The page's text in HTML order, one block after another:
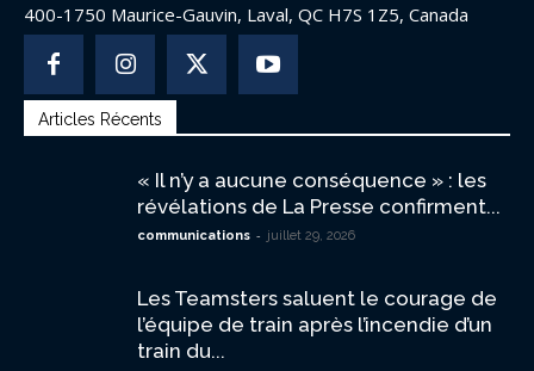
400-1750 Maurice-Gauvin, Laval, QC H7S 1Z5, Canada
Articles Récents
« Il n’y a aucune conséquence » : les
révélations de La Presse confirment...
communications - juillet 29, 2026
Les Teamsters saluent le courage de
l’équipe de train après l’incendie d’un
train du...